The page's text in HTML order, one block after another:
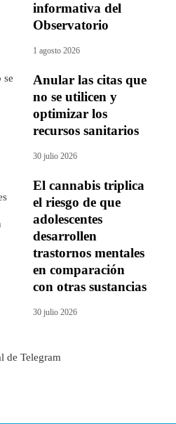
informativa del
Observatorio
1 agosto 2026
Anular las citas que
no se utilicen y
optimizar los
recursos sanitarios
30 julio 2026
El cannabis triplica
el riesgo de que
adolescentes
desarrollen
trastornos mentales
en comparación
con otras sustancias
30 julio 2026